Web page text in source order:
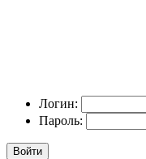
Логин:
Пароль:
Войти